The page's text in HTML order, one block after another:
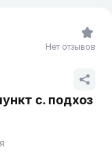
с. подхоз
Нет отзывов